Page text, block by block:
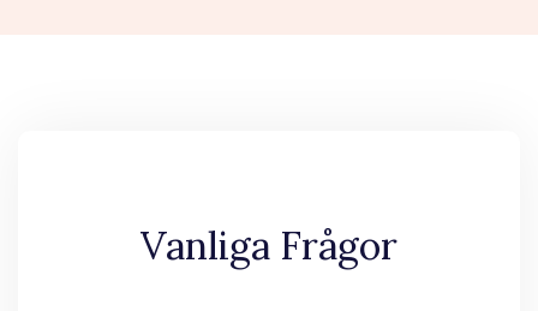
Vanliga Frågor